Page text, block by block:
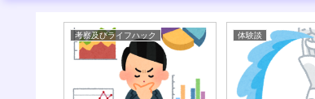
考察及びライフハック 体験談